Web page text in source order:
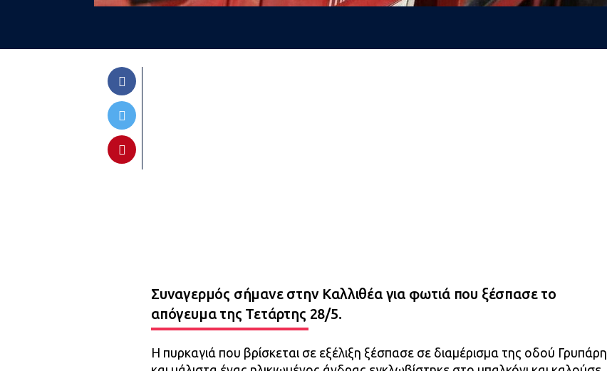
Συναγερμός σήμανε στην Καλλιθέα για φωτιά που ξέσπασε το
απόγευμα της Τετάρτης 28/5.
Η πυρκαγιά που βρίσκεται σε εξέλιξη ξέσπασε σε διαμέρισμα της οδού Γρυπάρη